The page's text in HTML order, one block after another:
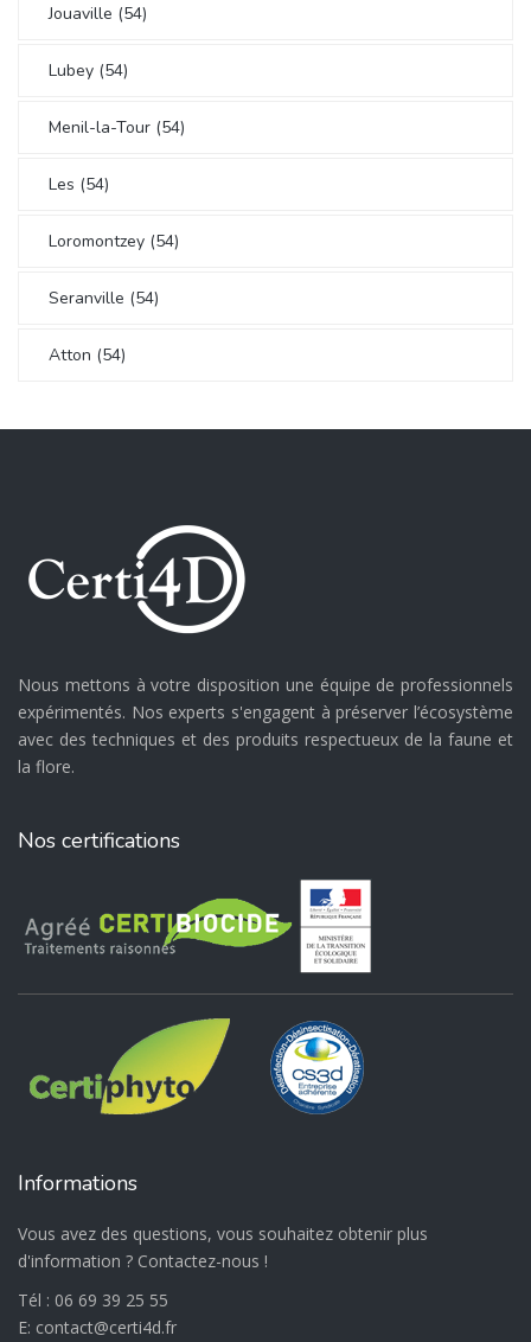
Jouaville (54)
Lubey (54)
Menil-la-Tour (54)
Les (54)
Loromontzey (54)
Seranville (54)
Atton (54)
Nous mettons à votre disposition une équipe de professionnels
expérimentés. Nos experts s'engagent à préserver l’écosystème
avec des techniques et des produits respectueux de la faune et
la flore.
Nos certifications
Informations
Vous avez des questions, vous souhaitez obtenir plus
d'information ? Contactez-nous !
Tél : 06 69 39 25 55
E:
@